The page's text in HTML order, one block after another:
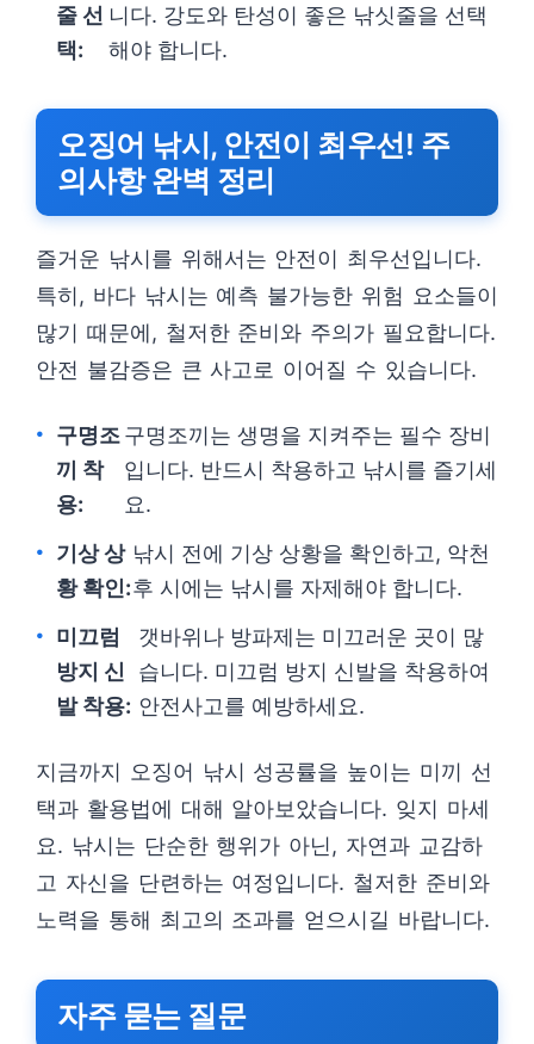
줄 선
택:
니다. 강도와 탄성이 좋은 낚싯줄을 선택
해야 합니다.
오징어 낚시, 안전이 최우선! 주
의사항 완벽 정리
즐거운 낚시를 위해서는 안전이 최우선입니다.
특히, 바다 낚시는 예측 불가능한 위험 요소들이
많기 때문에, 철저한 준비와 주의가 필요합니다.
안전 불감증은 큰 사고로 이어질 수 있습니다.
구명조
끼 착
용:
구명조끼는 생명을 지켜주는 필수 장비
입니다. 반드시 착용하고 낚시를 즐기세
요.
기상 상
황 확인:
낚시 전에 기상 상황을 확인하고, 악천
후 시에는 낚시를 자제해야 합니다.
미끄럼
방지 신
발 착용:
갯바위나 방파제는 미끄러운 곳이 많
습니다. 미끄럼 방지 신발을 착용하여
안전사고를 예방하세요.
지금까지 오징어 낚시 성공률을 높이는 미끼 선
택과 활용법에 대해 알아보았습니다. 잊지 마세
요. 낚시는 단순한 행위가 아닌, 자연과 교감하
고 자신을 단련하는 여정입니다. 철저한 준비와
노력을 통해 최고의 조과를 얻으시길 바랍니다.
자주 묻는 질문